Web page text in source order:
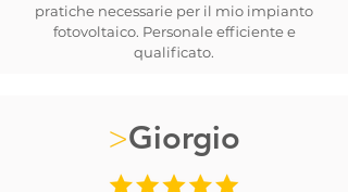
pratiche necessarie per il mio impianto
fotovoltaico. Personale efficiente e
qualificato.
>Giorgio